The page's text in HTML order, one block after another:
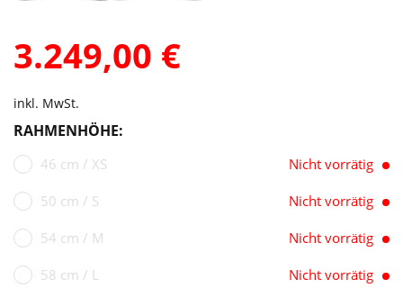
3.249,00 €
inkl. MwSt.
RAHMENHÖHE:
46 cm / XS Nicht vorrätig
50 cm / S Nicht vorrätig
54 cm / M Nicht vorrätig
58 cm / L Nicht vorrätig